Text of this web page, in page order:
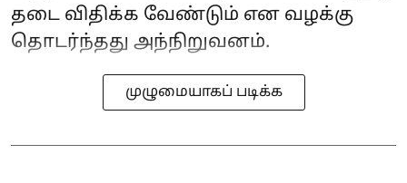
தடை விதிக்க வேண்டும் என வழக்கு
தொடர்ந்தது அந்நிறுவனம்.
முழுமையாகப் படிக்க